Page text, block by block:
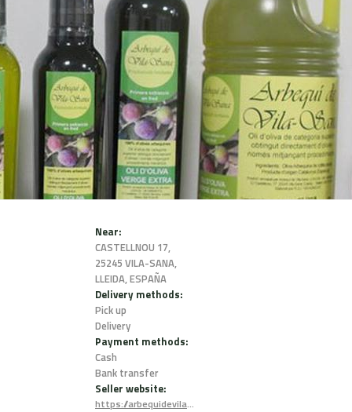
Near:
CASTELLNOU 17,
25245 VILA-SANA,
LLEIDA, ESPAÑA
Delivery methods:
Pick up
Delivery
Payment methods:
Cash
Bank transfer
Seller website:
https://arbequidevilasana.com